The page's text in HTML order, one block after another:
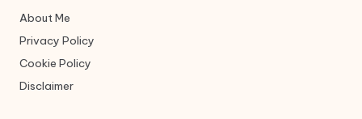
About Me
Privacy Policy
Cookie Policy
Disclaimer